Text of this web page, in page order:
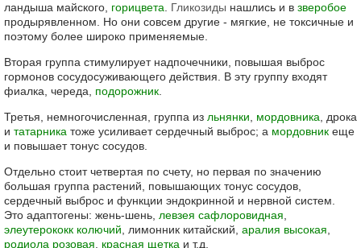
ландыша майского, горицвета Гликозиды нашлись и в зверобое
продырявленном. Но они совсем другие - мягкие, не токсичные и
поэтому более широко применяемые.
Вторая группа стимулирует надпочечники, повышая выброс
гормонов сосудосуживающего действия. В эту группу входят
фиалка, череда, подорожник
Третья, немногочисленная, группа из льнянки мордовника , дрока
и татарника тоже усиливает сердечный выброс; а мордовник еще
и повышает тонус сосудов.
Отдельно стоит четвертая по счету, но первая по значению
большая группа растений, повышающих тонус сосудов,
сердечный выброс и функции эндокринной и нервной систем.
Это адаптогены: жень-шень, левзея сафлоровидная
элеутерококк колючий , лимонник китайский, аралия высокая
родиола розовая
красная щетка и т.д.